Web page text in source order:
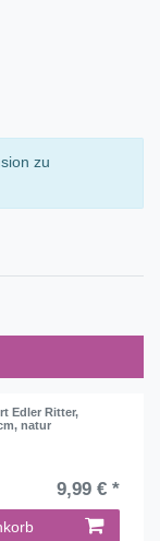
zu
Edler Ritter,
natur
9,99 € *